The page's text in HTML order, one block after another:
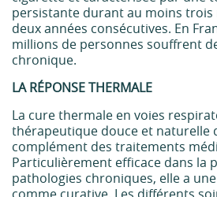
persistante durant au moins
deux années consécutives. En
millions de personnes souffrent
chronique.
LA RÉPONSE THERMALE
La cure thermale en voies
thérapeutique douce et naturelle
complément des traitements
Particulièrement efficace dans la
pathologies chroniques, elle a